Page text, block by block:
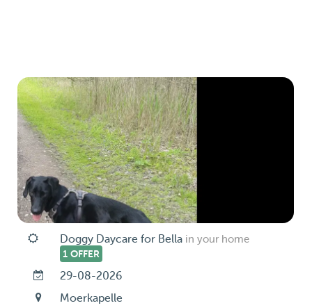
Doggy Daycare for Bella in your home
1 OFFER
29-08-2026
Moerkapelle